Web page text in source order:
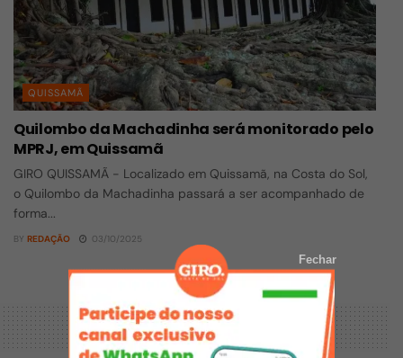
QUISSAMÃ
Quilombo da Machadinha será monitorado pelo
MPRJ, em Quissamã
GIRO QUISSAMÃ - Localizado em Quissamã, na Costa do Sol,
o Quilombo da Machadinha passará a ser acompanhado de
forma...
BY REDAÇÃO 03/10/2025
Fechar